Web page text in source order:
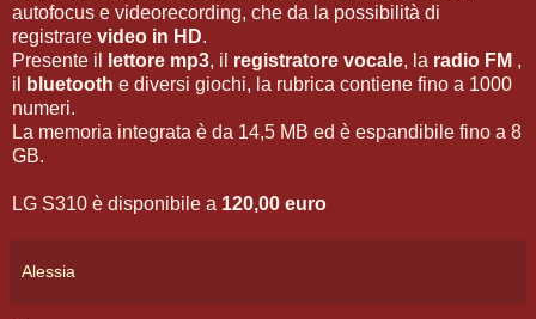
autofocus e videorecording, che da la possibilità di
registrare video in HD.
Presente il
lettore mp3, il registratore vocale, la radio FM ,
il
bluetooth e diversi giochi, la rubrica contiene fino a 1000
numeri.
La memoria integrata è da 14,5 MB ed è espandibile fino a 8
GB.
LG S310 è disponibile a 120,00 euro
Alessia